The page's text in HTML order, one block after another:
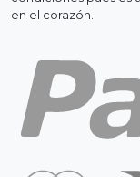
en el corazón.